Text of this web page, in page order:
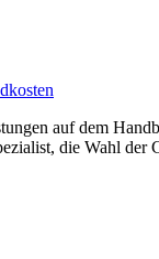
auf dem
die Wahl der